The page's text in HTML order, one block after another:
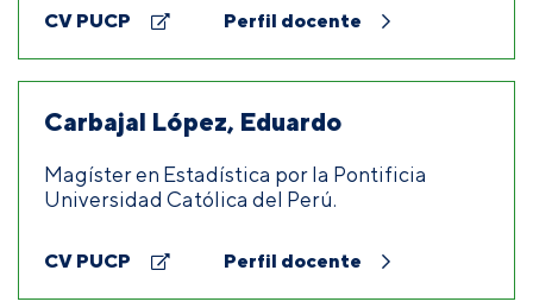
CV PUCP Perfil docente
Carbajal López, Eduardo
Magíster en Estadística por la Pontificia
Universidad Católica del Perú.
CV PUCP Perfil docente